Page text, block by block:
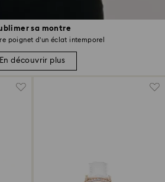
sa montre
poignet d’un éclat intemporel
En découvrir plus